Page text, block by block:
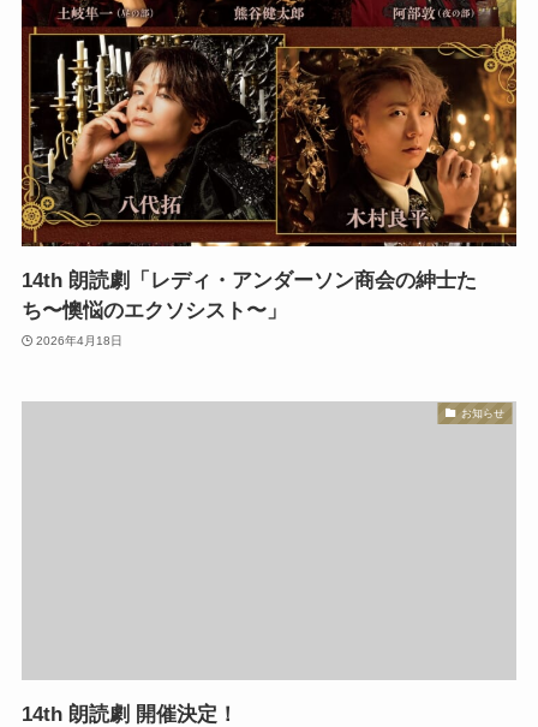
14th 朗読劇「レディ・アンダーソン商会の紳士た
ち〜懊悩のエクソシスト〜」
2026年4月18日
お知らせ
14th 朗読劇 開催決定！